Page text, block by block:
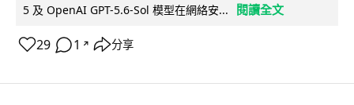
5 及 OpenAI GPT-5.6-Sol 模型在網絡安...
閱讀全文
29 1 ↗ 分享